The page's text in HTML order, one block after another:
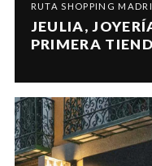
RUTA SHOPPING
JEULIA,
PRIMERA